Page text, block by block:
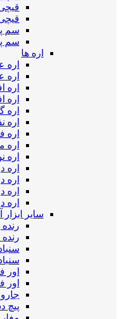
سم
سم
اره ها
اره
اره
اره
اره
اره
اره
اره
اره
اره
اره
اره
سایر
اور
اور
پیچ